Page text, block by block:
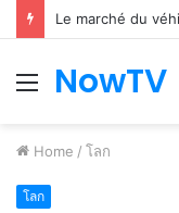
Le marché du
Menu
NowTV
Home / โลก
โลก